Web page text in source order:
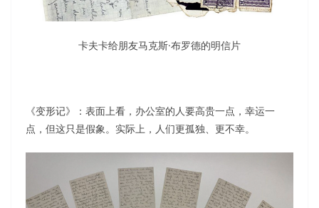
卡夫卡给朋友马克斯·布罗德的明信片
《变形记》：表面上看，办公室的人要高贵一点，幸运一
点，但这只是假象。实际上，人们更孤独、更不幸。